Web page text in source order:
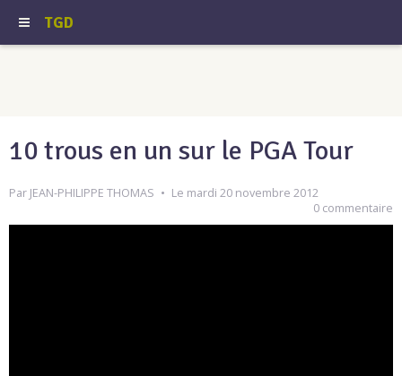
TGD
10 trous en un sur le PGA Tour
Par JEAN-PHILIPPE THOMAS
Le mardi 20 novembre 2012
0 commentaire